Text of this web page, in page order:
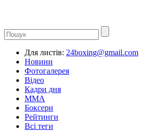
Для листів: 24boxing@gmail.com
Новини
Фотогалерея
Відео
Кадри дня
ММА
Боксери
Рейтинги
Всі теги